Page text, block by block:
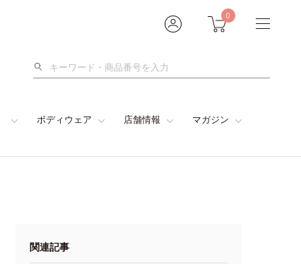
0
検
ボディウェア 店舗情報 マガジン
関連記事